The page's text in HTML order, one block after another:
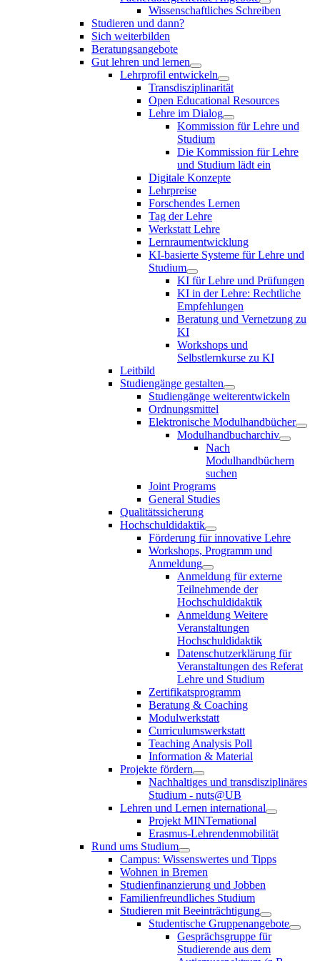
Wissenschaftliches Schreiben
Studieren und dann?
Sich weiterbilden
Beratungsangebote
Gut lehren und lernen
Lehrprofil entwickeln
Transdisziplinarität
Open Educational Resources
Lehre im Dialog
Kommission für Lehre und
Studium
Die Kommission für Lehre
und Studium lädt ein
Digitale Konzepte
Lehrpreise
Forschendes Lernen
Tag der Lehre
Werkstatt Lehre
Lernraumentwicklung
KI-basierte Systeme für Lehre und
Studium
KI für Lehre und Prüfungen
KI in der Lehre: Rechtliche
Empfehlungen
Beratung und Vernetzung zu
KI
Workshops und
Selbstlernkurse zu KI
Leitbild
Studiengänge gestalten
Studiengänge weiterentwickeln
Ordnungsmittel
Elektronische Modulhandbücher
Modulhandbucharchiv
Nach
Modulhandbüchern
suchen
Joint Programs
General Studies
Qualitätssicherung
Hochschuldidaktik
Förderung für innovative Lehre
Workshops, Programm und
Anmeldung
Anmeldung für externe
Teilnehmende der
Hochschuldidaktik
Anmeldung Weitere
Veranstaltungen
Hochschuldidaktik
Datenschutzerklärung für
Veranstaltungen des Referat
Lehre und Studium
Zertifikatsprogramm
Beratung & Coaching
Modulwerkstatt
Curriculumswerkstatt
Teaching Analysis Poll
Information & Material
Projekte fördern
Nachhaltiges und transdisziplinäres
Studium - nuts@UB
Lehren und Lernen international
Projekt MINTernational
Erasmus-Lehrendenmobilität
Rund ums Studium
Campus: Wissenswertes und Tipps
Wohnen in Bremen
Studienfinanzierung und Jobben
Familienfreundliches Studium
Studieren mit Beeinträchtigung
Studentische Gruppenangebote
Gesprächsgruppe für
Studierende aus dem